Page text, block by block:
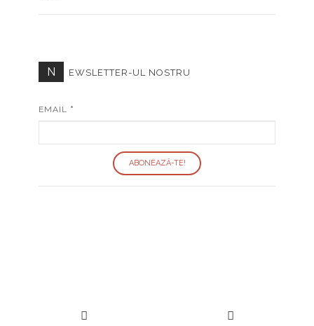
N EWSLETTER-UL NOSTRU
EMAIL *